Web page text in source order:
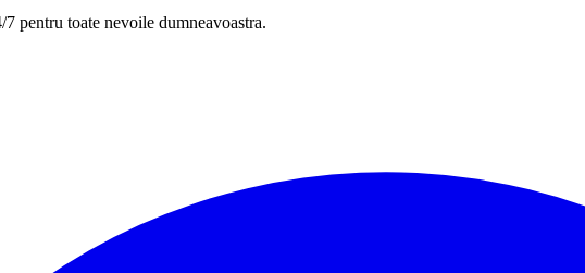
pentru toate nevoile dumneavoastra.